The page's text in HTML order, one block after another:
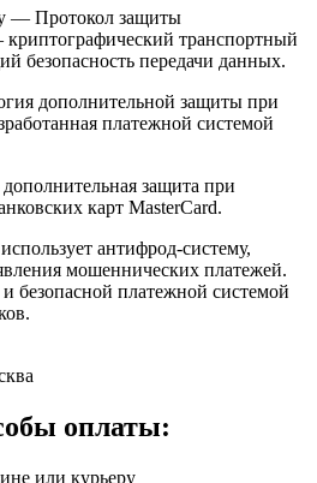
— Протокол защиты
транспортный
безопасность передачи данных.
дополнительной защиты при
платежной системой
защита при
карт MasterCard.
антифрод-систему,
мошеннических платежей.
безопасной платежной системой
оплаты:
или курьеру